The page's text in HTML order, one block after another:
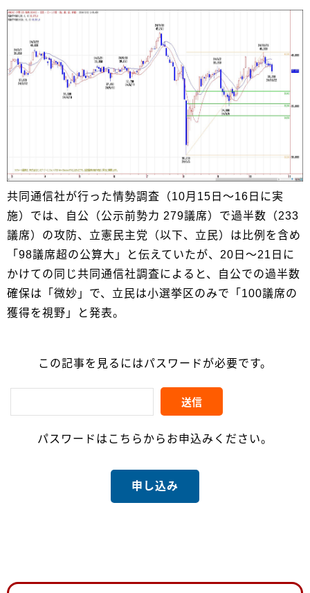
共同通信社が行った情勢調査（10月15日～16日に実
施）では、自公（公示前勢力 279議席）で過半数（233
議席）の攻防、立憲民主党（以下、立民）は比例を含め
「98議席超の公算大」と伝えていたが、20日～21日に
かけての同じ共同通信社調査によると、自公での過半数
確保は「微妙」で、立民は小選挙区のみで「100議席の
獲得を視野」と発表。
この記事を見るにはパスワードが必要です。
パスワードはこちらからお申込みください。
申し込み